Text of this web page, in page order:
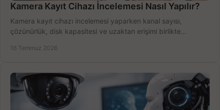
Kamera Kayıt Cihazı İncelemesi Nasıl Yapılır?
Kamera kayıt cihazı incelemesi yaparken kanal sayısı,
çözünürlük, disk kapasitesi ve uzaktan erişimi birlikte
16 Temmuz 2026